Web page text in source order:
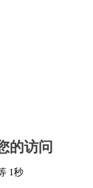
的访问
1秒